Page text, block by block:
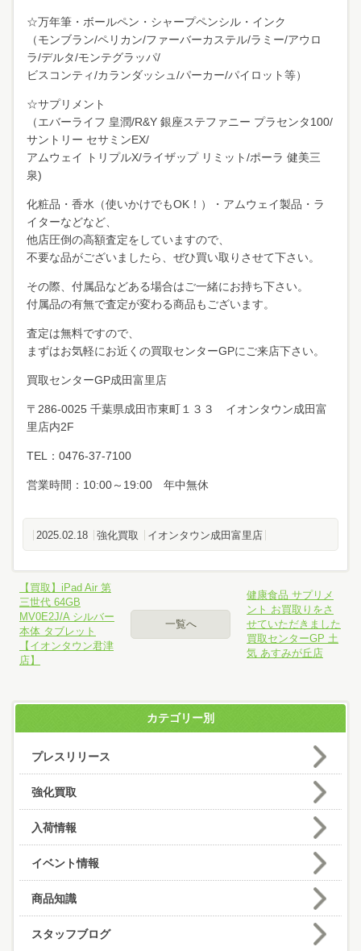
☆万年筆・ボールペン・シャープペンシル・インク
（モンブラン/ペリカン/ファーバーカステル/ラミー/アウロ
ラ/デルタ/モンテグラッパ/
ビスコンティ/カランダッシュ/パーカー/パイロット等）
☆サプリメント
（エバーライフ 皇潤/R&Y 銀座ステファニー プラセンタ100/
サントリー セサミンEX/
アムウェイ トリプルX/ライザップ リミット/ポーラ 健美三
泉)
化粧品・香水（使いかけでもOK！）・アムウェイ製品・ラ
イターなどなど、
他店圧倒の高額査定をしていますので、
不要な品がございましたら、ぜひ買い取りさせて下さい。
その際、付属品などある場合はご一緒にお持ち下さい。
付属品の有無で査定が変わる商品もございます。
査定は無料ですので、
まずはお気軽にお近くの買取センターGPにご来店下さい。
買取センターGP成田富里店
〒286-0025 千葉県成田市東町１３３ イオンタウン成田富
里店内2F
TEL：0476-37-7100
営業時間：10:00～19:00 年中無休
2025.02.18 強化買取 イオンタウン成田富里店
【買取】iPad Air 第
三世代 64GB
MV0E2J/A シルバー
本体 タブレット
【イオンタウン君津
店】
一覧へ
健康食品 サプリメ
ント お買取りをさ
せていただきました
買取センターGP 土
気 あすみが丘店
カテゴリー別
プレスリリース
強化買取
入荷情報
イベント情報
商品知識
スタッフブログ